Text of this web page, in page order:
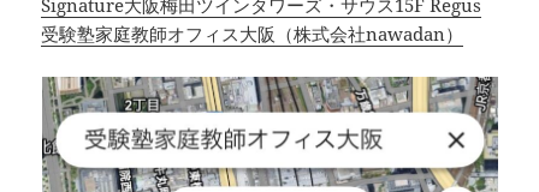
受験塾家庭教師オフィス大阪（株式会社nawadan）